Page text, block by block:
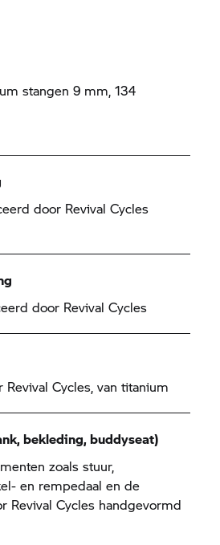
stangen 9 mm, 134
door Revival Cycles
door Revival Cycles
Cycles, van titanium
bekleding, buddyseat)
zoals stuur,
en rempedaal en de
Revival Cycles handgevormd